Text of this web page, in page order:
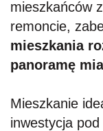
mieszkańców
remoncie,
mieszkania
panoramę
Mieszkanie
inwestycja